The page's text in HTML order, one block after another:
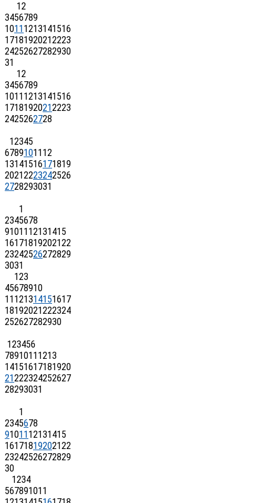
12
3456789
1011 1213141516
17181920212223
24252627282930
31
12
3456789
1011 1213141516
17181920212223
2425262728
12345
67891011 12
13141516171819
20212223242526
2728293031
1
2345678
91011 12131415
16171819202122
23242526272829
3031
123
45678910
11 121314151617
18192021222324
252627282930
123456
7891011 1213
14151617181920
21222324252627
28293031
1
2345678
91011 12131415
16171819202122
23242526272829
30
1234
567891011